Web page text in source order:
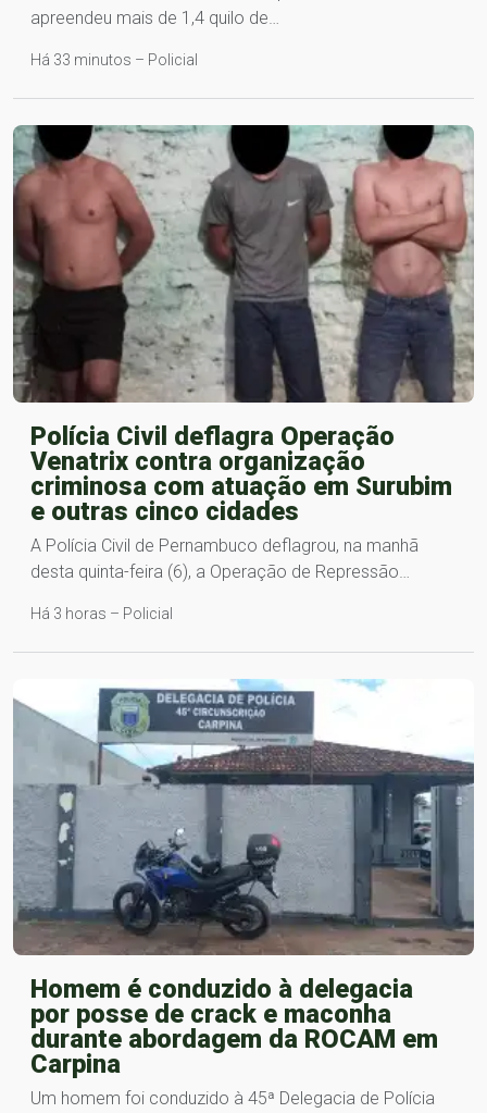
apreendeu mais de 1,4 quilo de…
Há 33 minutos – Policial
Polícia Civil deflagra Operação
Venatrix contra organização
criminosa com atuação em Surubim
e outras cinco cidades
A Polícia Civil de Pernambuco deflagrou, na manhã
desta quinta-feira (6), a Operação de Repressão…
Há 3 horas – Policial
Homem é conduzido à delegacia
por posse de crack e maconha
durante abordagem da ROCAM em
Carpina
Um homem foi conduzido à 45ª Delegacia de Polícia